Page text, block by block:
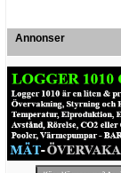
Annonser